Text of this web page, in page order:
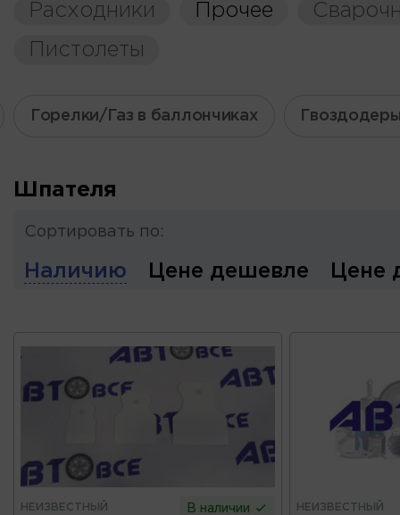
Расходники
Прочее
Пистолеты
Горелки/Газ в баллончиках
Шпателя
Сортировать по:
Наличию Цене дешевле Цене
НЕИЗВЕСТНЫЙ В наличии НЕИЗВЕСТНЫЙ